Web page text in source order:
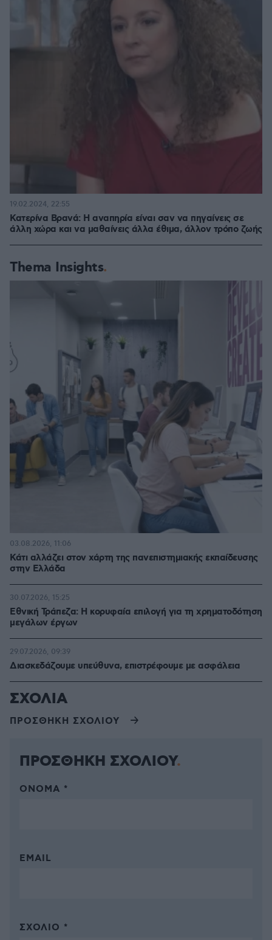
Κατερίνα Βρανά: Η αναπηρία είναι σαν να πηγαίνεις σε
άλλη χώρα και να μαθαίνεις άλλα έθιμα, άλλον τρόπο ζωής
19.02.2024, 22:55
Thema Insights
Κάτι αλλάζει στον χάρτη της πανεπιστημιακής εκπαίδευσης
στην Ελλάδα
03.08.2026, 11:06
Εθνική Τράπεζα: Η κορυφαία επιλογή για τη χρηματοδότηση
μεγάλων έργων
30.07.2026, 15:25
Διασκεδάζουμε υπεύθυνα, επιστρέφουμε με ασφάλεια
29.07.2026, 09:39
ΣΧΟΛΙΑ
ΠΡΟΣΘΗΚΗ ΣΧΟΛΙΟΥ
ΠΡΟΣΘΗΚΗ ΣΧΟΛΙΟΥ
ΌΝΟΜΑ *
EMAIL
ΣΧΌΛΙΟ *